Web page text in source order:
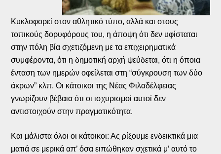
Κυκλοφορεί στον αθλητικό τύπο, αλλά και στους
τοπικούς δορυφόρους του, η άποψη ότι δεν υφίσταται
στην πόλη βία σχετιζόμενη με τα επιχειρηματικά
συμφέροντα, ότι η δημοτική αρχή ψεύδεται, ότι η όποια
ένταση των ημερών οφείλεται στη “σύγκρουση των δύο
άκρων” κλπ. Οι κάτοικοι της Νέας Φιλαδέλφειας
γνωρίζουν βέβαια ότι οι ισχυρισμοί αυτοί δεν
αντιστοιχούν στην πραγματικότητα.
Και μάλιστα όλοι οι κάτοικοι: Ας ρίξουμε ενδεικτικά μια
ματιά σε μερικά απ’ όσα ειπώθηκαν σχετικά μ’ αυτό το